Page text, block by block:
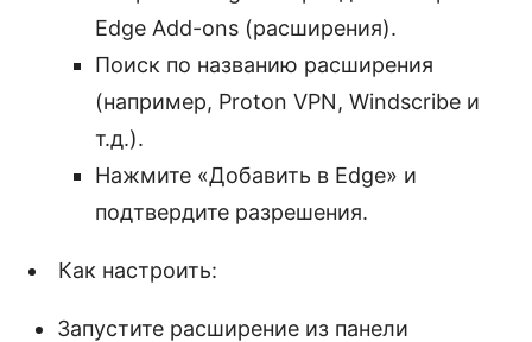
Edge Add-ons (расширения).
Поиск по названию расширения
(например, Proton VPN, Windscribe и
т.д.).
Нажмите «Добавить в Edge» и
подтвердите разрешения.
Как настроить:
Запустите расширение из панели